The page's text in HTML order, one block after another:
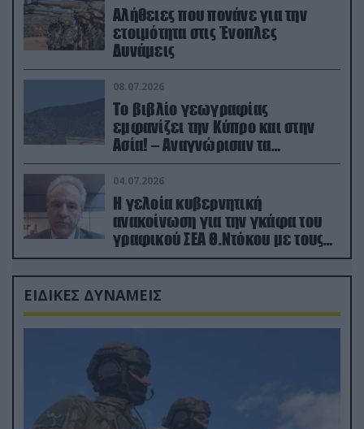
Αλήθειες που πονάνε για την
ετοιμότητα στις Ένοπλες
Δυνάμεις
08.07.2026
Το βιβλίο γεωγραφίας
εμφανίζει την Κύπρο και στην
Ασία! – Αναγνώρισαν τα
κατεχόμενα; (φωτο)
04.07.2026
Η γελοία κυβερνητική
ανακοίνωση για την γκάφα του
γραφικού ΣΕΑ Θ.Ντόκου με τους
Ρώσους φαρσέρ
ΕΙΔΙΚΕΣ ΔΥΝΑΜΕΙΣ